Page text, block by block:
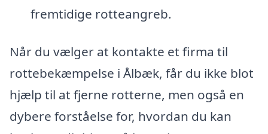
fremtidige rotteangreb.
Når du vælger at kontakte et firma til
rottebekæmpelse i Ålbæk, får du ikke blot
hjælp til at fjerne rotterne, men også en
dybere forståelse for, hvordan du kan